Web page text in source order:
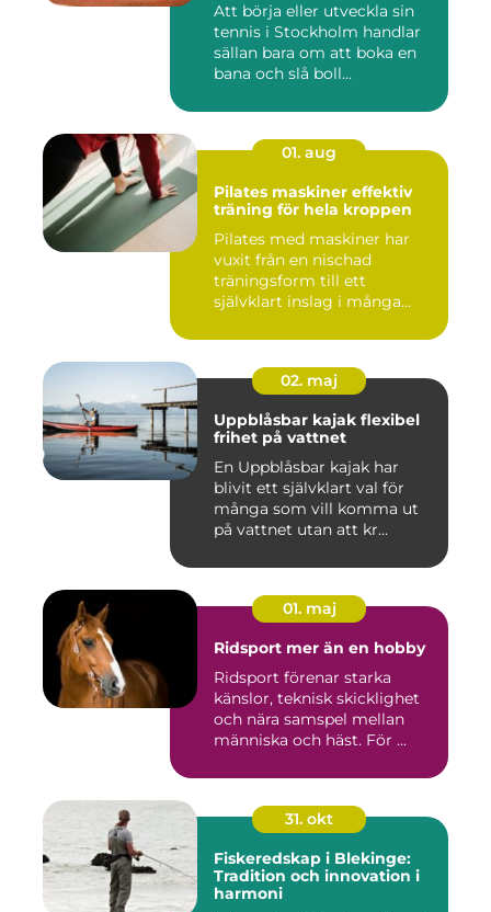
Att börja eller utveckla sin
tennis i Stockholm handlar
sällan bara om att boka en
bana och slå boll...
01. aug
Pilates maskiner effektiv
träning för hela kroppen
Pilates med maskiner har
vuxit från en nischad
träningsform till ett
självklart inslag i många
02. maj
Uppblåsbar kajak flexibel
frihet på vattnet
En Uppblåsbar kajak har
blivit ett självklart val för
många som vill komma ut
på vattnet utan att kr...
01. maj
Ridsport mer än en hobby
Ridsport förenar starka
känslor, teknisk skicklighet
och nära samspel mellan
människa och häst. För ...
31. okt
Fiskeredskap i Blekinge:
Tradition och innovation i
harmoni